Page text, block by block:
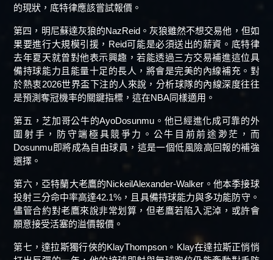
的現狀，底特律應該嘗試報價。
第四，明尼蘇達灰狼的NazReid。灰狼雖然不想交易他，但如
果要進行大規模引援，Reid可能是必須送出的薪資。底特律
去年夏天就曾對他表示興趣，若能透過三方交易補進這位具
備持球能力且能量十足的長人，將會是完美的內線補充。對
於熱衷2026世界盃下注的人來說，分析球隊的內線深度往往
是預測奪冠機率的關鍵指標，這在NBA同樣適用。
第五，芝加哥公牛的AyoDosunmu。他已經進化成可靠的外
圍射手，防守端極具競爭力。公牛目前前途渺茫，而
Dosunmu即將成為自由球員，這是一個低風險高回報的補強
選擇。
第六，亞特蘭大老鷹的NickeilAlexander-Walker。他本季接球
投射三分命中率高達42.1%，且具備持球能力與多功能防守。
儘管合約對老鷹來說非常划算，但老鷹若陷入泥淖，或許會
願意接受活塞的溢價報價。
第七，達拉斯獨行俠的KlayThompson。Klay在達拉斯正悄悄